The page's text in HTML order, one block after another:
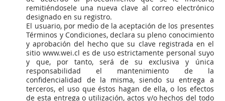
remitiéndosele una nueva clave al correo electrónico
designado en su registro.
El usuario, por medio de la aceptación de los presentes
Términos y Condiciones, declara su pleno conocimiento
y aprobación del hecho que su clave registrada en el
sitio www.wei.cl es de uso estrictamente personal suyo
y que, por tanto, será de su exclusiva y única
responsabilidad el mantenimiento de la
confidencialidad de la misma, siendo su entrega a
terceros, el uso que éstos hagan de ella, o los efectos
de esta entrega o utilización, actos y/o hechos del todo